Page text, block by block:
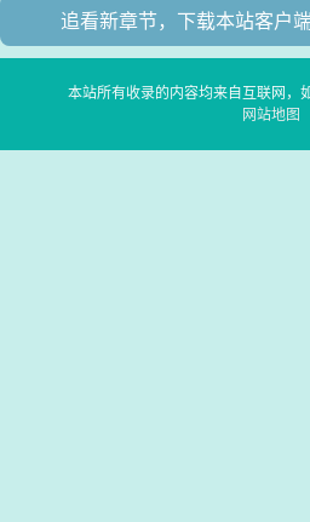
追看新章节，下载本站客户
本站所有收录的内容均来自互联网，
网站地图